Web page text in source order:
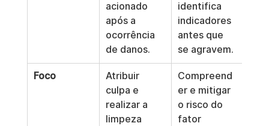
acionado
após a
ocorrência
de danos.
identifica
indicadores
antes que
se agravem.
Foco
Atribuir
culpa e
realizar a
limpeza
Compreend
er e mitigar
o risco do
fator